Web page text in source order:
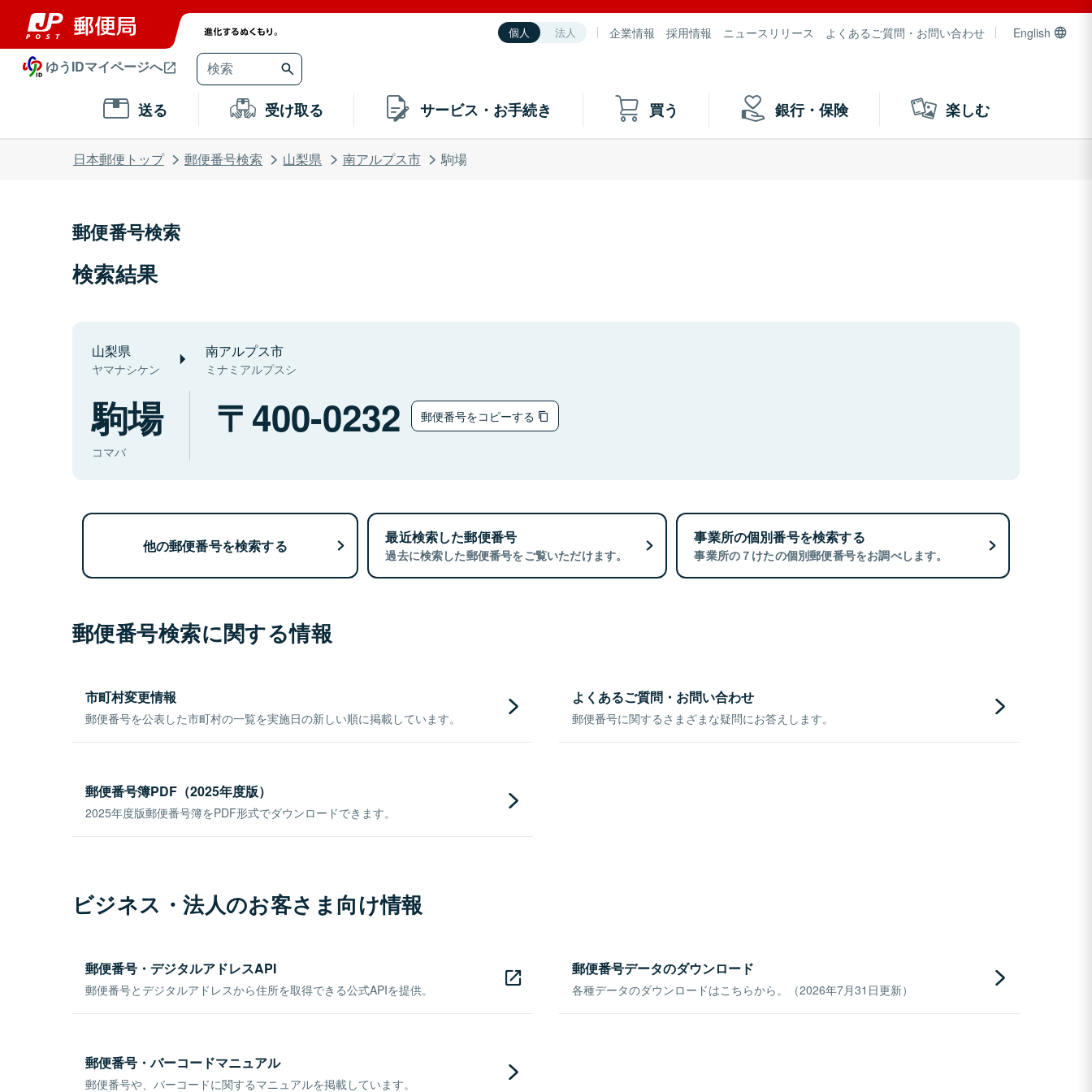
個人 法人 企業情報 採用情報 ニュースリリース よくあるご質問・お問い合わせ English
ゆうIDマイページへ
送る 受け取る サービス・お手続き 買う 銀行・保険 楽しむ
日本郵便トップ 郵便番号検索 山梨県 南アルプス市 駒場
郵便番号検索
検索結果
山梨県
ヤマナシケン
南アルプス市
ミナミアルプスシ
駒場
コマバ
400-0232 郵便番号をコピーする
他の郵便番号を検索する 最近検索した郵便番号
過去に検索した郵便番号をご覧いただけます。
事業所の個別番号を検索する
事業所の７けたの個別郵便番号をお調べします。
郵便番号検索に関する情報
市町村変更情報
郵便番号を公表した市町村の一覧を実施日の新しい順に掲載しています。
よくあるご質問・お問い合わせ
郵便番号に関するさまざまな疑問にお答えします。
郵便番号簿PDF（2025年度版）
2025年度版郵便番号簿をPDF形式でダウンロードできます。
ビジネス・法人のお客さま向け情報
郵便番号・デジタルアドレスAPI
郵便番号とデジタルアドレスから住所を取得できる公式APIを提供。
郵便番号データのダウンロード
各種データのダウンロードはこちらから。（2026年7月31日更新）
郵便番号・バーコードマニュアル
郵便番号や、バーコードに関するマニュアルを掲載しています。